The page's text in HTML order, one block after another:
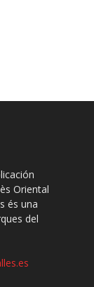
Oriental
és una
del